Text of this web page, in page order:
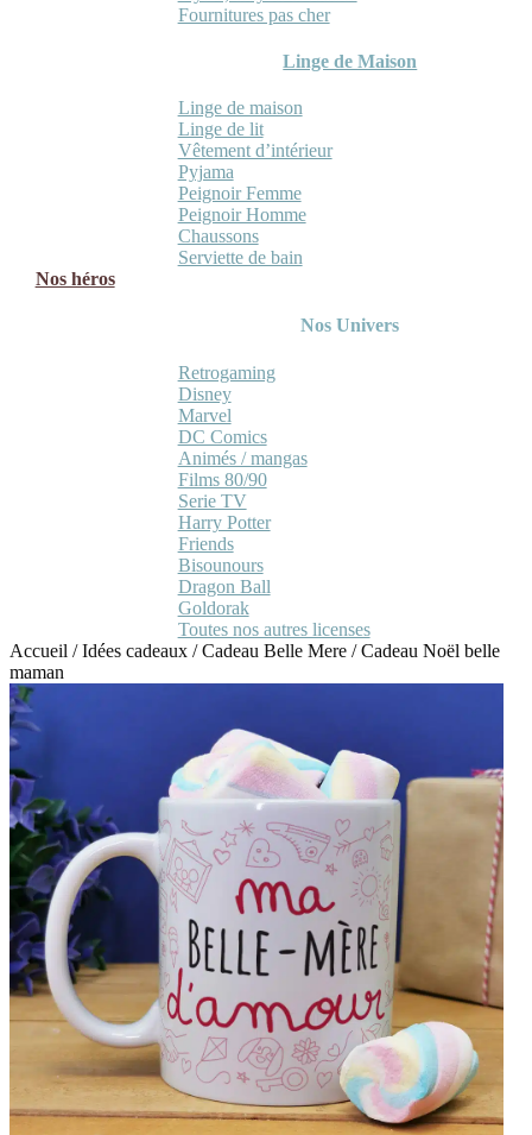
Fournitures pas cher
Linge de Maison
Linge de maison
Linge de lit
Vêtement d’intérieur
Pyjama
Peignoir Femme
Peignoir Homme
Chaussons
Serviette de bain
Nos héros
Nos Univers
Retrogaming
Disney
Marvel
DC Comics
Animés / mangas
Films 80/90
Serie TV
Harry Potter
Friends
Bisounours
Dragon Ball
Goldorak
Toutes nos autres licenses
Accueil /Idées cadeaux /Cadeau Belle Mere /Cadeau Noël belle
maman